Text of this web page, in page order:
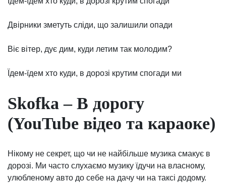
Двірники зметуть сліди, що залишили опади
Віє вітер, дує дим, куди летим так молодим?
Їдем-їдем хто куди, в дорозі крутим спогади ми
Skofka – В дорогу
(YouTube відео та караоке)
Нікому не секрет, що чи не найбільше музика смакує в
дорозі. Ми часто слухаємо музику їдучи на власному,
улюбленому авто до себе на дачу чи на таксі додому.